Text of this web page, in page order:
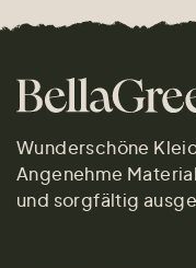
Wunderschöne
Angenehme
und sorgfältig